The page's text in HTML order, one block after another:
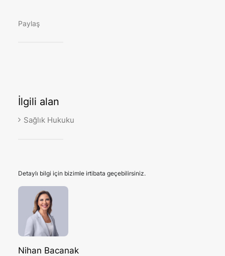
Paylaş
İlgili alan
Sağlık Hukuku
Detaylı bilgi için bizimle irtibata geçebilirsiniz.
Nihan Bacanak